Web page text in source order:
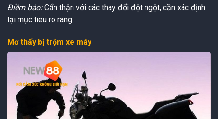
Điềm báo:Cẩn thận với các thay đổi đột ngột, cần xác định
lại mục tiêu rõ ràng.
Mơ thấy bị trộm xe máy